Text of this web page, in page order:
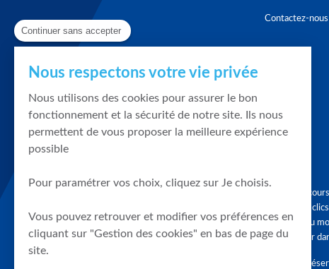
Contactez-nous
Graphique,
en quelques
tendances du
accompagner
Tous droits
Continuer sans accepter
Nous respectons votre vie privée
Nous utilisons des cookies pour assurer le bon
fonctionnement et la sécurité de notre site. Ils nous
permettent de vous proposer la meilleure expérience
possible
Pour paramétrer vos choix, cliquez sur Je choisis.
Vous pouvez retrouver et modifier vos préférences en
cliquant sur "Gestion des cookies" en bas de page du
site.